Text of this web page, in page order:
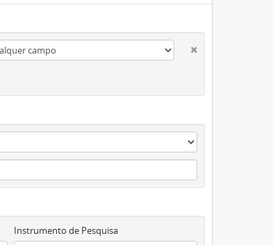
Instrumento de Pesquisa